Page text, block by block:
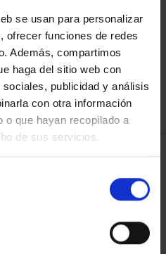
se usan para personalizar
ofrecer funciones de redes
Además, compartimos
haga del sitio web con
publicidad y análisis
con otra información
o que hayan recopilado a
de sus servicios.